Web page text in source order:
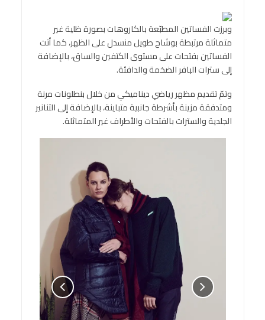
وبرزت الفساتين المطبّعة بالكاروهات بصورة ظلية غير
متماثلة مرتبطة بوشاح طويل منسدل على الظهر، كما أتت
الفساتين بفتحات على مستوى الكتفين والساق، بالإضافة
إلى سترات البافر الضخمة والدافئة.
وتمّ تقديم مظهر رياضي ديناميكي من خلال بنطلونات مرنة
ومتدفقة مزينة بأشرطة جانبية متباينة، بالإضافة إلى التنانير
الجلدية والسترات بالفتحات والأطراف غير المتماثلة.